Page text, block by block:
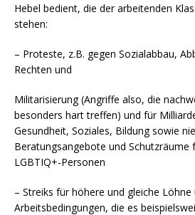
Hebel bedient, die der arbeitenden
stehen:
– Proteste, z.B. gegen Sozialabbau,
Rechten und
Militarisierung (Angriffe also, die
besonders hart treffen) und für
Gesundheit, Soziales, Bildung sowie
Beratungsangebote und Schutzräume
LGBTIQ+-Personen
– Streiks für höhere und gleiche Löhne
Arbeitsbedingungen, die es